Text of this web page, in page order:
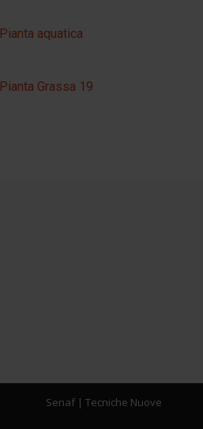
Pianta aquatica
Pianta Grassa 19
Senaf| Tecniche Nuove